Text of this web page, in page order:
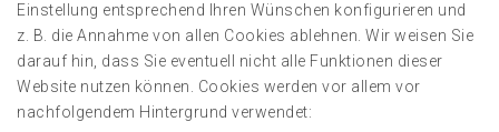
Einstellung entsprechend Ihren Wünschen konfigurieren und
z. B. die Annahme von allen Cookies ablehnen. Wir weisen Sie
darauf hin, dass Sie eventuell nicht alle Funktionen dieser
Website nutzen können. Cookies werden vor allem vor
nachfolgendem Hintergrund verwendet: